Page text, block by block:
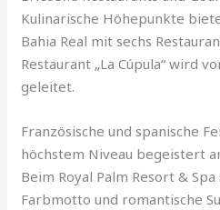
Kulinarische Höhepunkte
Bahia Real mit sechs
Restaurant „La Cúpula“ wird
geleitet.
Französische und spanische
höchstem Niveau begeistert
Beim Royal Palm Resort &
Farbmotto und romantische